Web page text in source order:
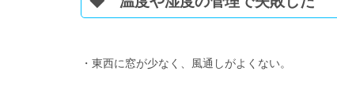
・東西に窓が少なく、風通しがよくない。